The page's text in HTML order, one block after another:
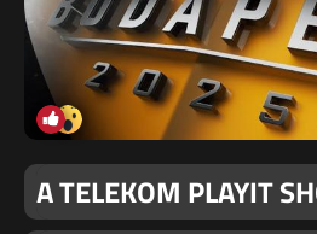
A TELEKOM PLAYIT